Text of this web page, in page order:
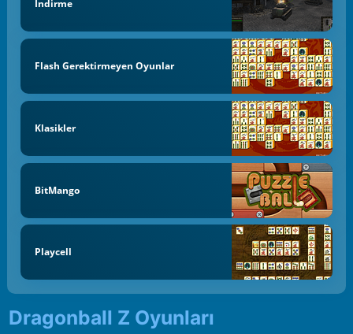
İndirme
Flash Gerektirmeyen Oyunlar
Klasikler
BitMango
Playcell
Dragonball Z Oyunları